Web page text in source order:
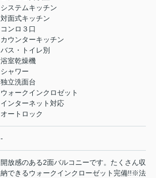
システムキッチン
対面式キッチン
コンロ３口
カウンターキッチン
バス・トイレ別
浴室乾燥機
シャワー
独立洗面台
ウォークインクロゼット
インターネット対応
オートロック
-
開放感のある2面バルコニーです。たくさん収
納できるウォークインクローゼット完備!!※法